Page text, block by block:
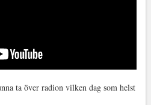
ta över radion vilken dag som helst